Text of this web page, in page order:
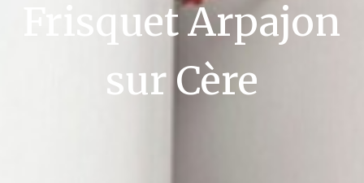
Frisquet Arpajon
sur Cère